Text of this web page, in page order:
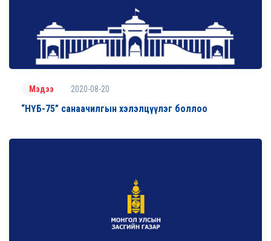
Мэдээ 2020-08-20
“НҮБ-75” санаачилгын хэлэлцүүлэг боллоо